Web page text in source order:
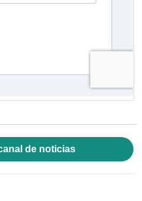
de noticias